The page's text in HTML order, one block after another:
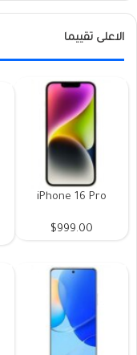
الاعلى تقييما
iPhone 16 Pro
$999.00